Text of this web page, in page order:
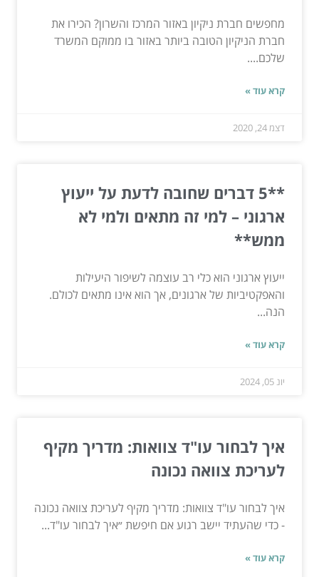
מחפשים חברת ניקיון באזור המרכז והשרון? הכירו את
חברת הניקיון הטובה ביותר באזור בו ממוקם המשרד
שלכם....
קרא עוד »
דצמ 24, 2020
**5 דברים שחובה לדעת על ייעוץ
ארגוני – למי זה מתאים ולמי לא
ממש**
ייעוץ ארגוני הוא כלי רב עוצמה לשיפור היעילות
והאפקטיביות של ארגונים, אך הוא אינו מתאים לכולם.
הנה...
קרא עוד »
יונ 05, 2024
איך לבחור עו"ד צוואות: מדריך מקיף
לעריכת צוואה נכונה
איך לבחור עו"ד צוואות: מדריך מקיף לעריכת צוואה נכונה
- כדי שהעתיד יישב רגוע אם חיפשת ״איך לבחור עו"ד...
קרא עוד »